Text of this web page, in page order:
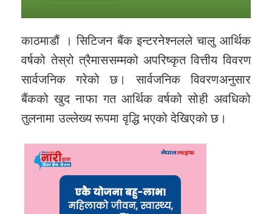
काठमाडौं । सिटिजन बैंक इन्टरनेश्नलले चालु आर्थिक
वर्षको तेस्रो त्रैमाससम्मको अपरिष्कृत वित्तीय विवरण
सार्वजनिक गरेको छ। सार्वजनिक विवरणअनुसार
बैंकको खुद नाफा गत आर्थिक वर्षको सोही अवधिको
तुलनामा उल्लेख्य रूपमा वृद्धि भएको देखिएको छ।